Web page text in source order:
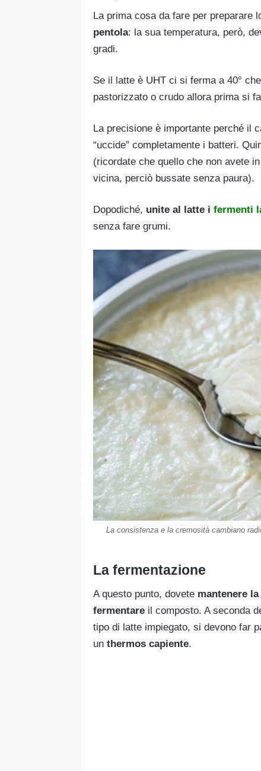
La prima cosa da fare per preparare
pentola: la sua temperatura, però,
gradi.
Se il latte è UHT ci si ferma a 40°
pastorizzato o crudo allora prima si
La precisione è importante perché il
“uccide” completamente i batteri.
(ricordate che quello che non avete
vicina, perciò bussate senza paura).
Dopodiché, unite al latte i fermenti
senza fare grumi.
La consistenza e la cremosità cambiano
La fermentazione
A questo punto, dovete mantenere
fermentare il composto. A seconda
tipo di latte impiegato, si devono far
un thermos capiente.